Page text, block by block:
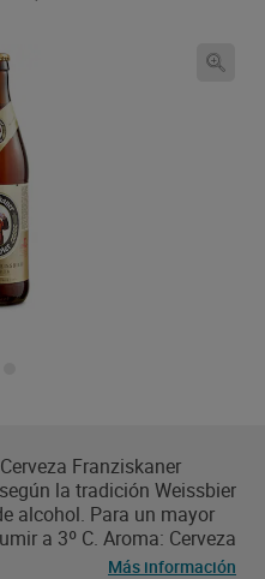
Franziskaner
la tradición Weissbier
alcohol. Para un mayor
a 3º C. Aroma: Cerveza
y complejo que recuerdan
Más información